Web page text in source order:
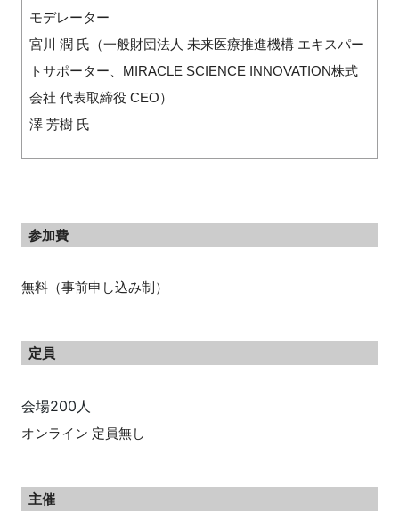
モデレーター
宮川 潤 氏（一般財団法人 未来医療推進機構 エキスパー
トサポーター、MIRACLE SCIENCE INNOVATION株式
会社 代表取締役 CEO）
澤 芳樹 氏
参加費
無料（事前申し込み制）
定員
会場200人
オンライン 定員無し
主催